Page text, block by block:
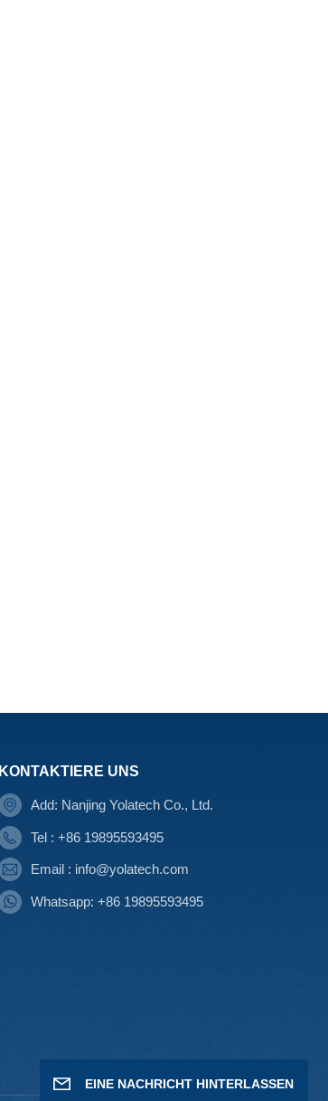
KONTAKTIERE UNS
Add: Nanjing Yolatech Co., Ltd.
Tel : +86 19895593495
Email : info@yolatech.com
Whatsapp: +86 19895593495
EINE NACHRICHT HINTERLASSEN